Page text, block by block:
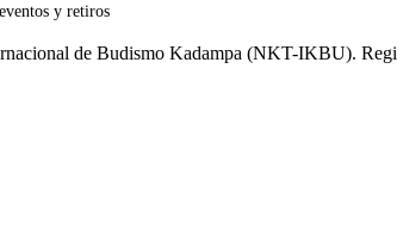
y retiros
de Budismo Kadampa (NKT-IKBU).